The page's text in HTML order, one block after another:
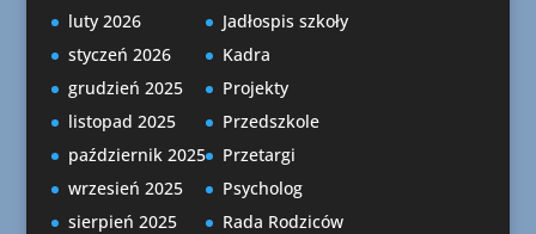
luty 2026
styczeń 2026
grudzień 2025
listopad 2025
październik 2025
wrzesień 2025
sierpień 2025
Jadłospis szkoły
Kadra
Projekty
Przedszkole
Przetargi
Psycholog
Rada Rodziców